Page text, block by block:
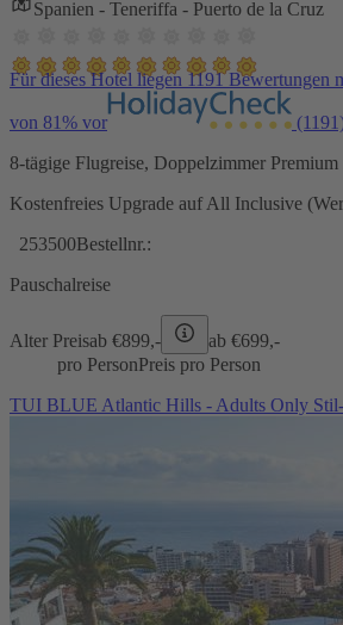
Spanien - Teneriffa - Puerto de la Cruz
Für dieses Hotel liegen 1191 Bewertungen
von 81% vor
8-tägige Flugreise, Doppelzimmer
Kostenfreies Upgrade auf All Inclusive
253500Bestellnr.:
Pauschalreise
Alter Preisab €899,- ab €699,-
pro PersonPreis pro Person
TUI BLUE Atlantic Hills - Adults Only